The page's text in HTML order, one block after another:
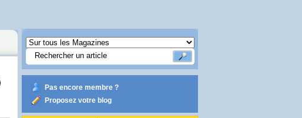
Pas encore membre ?
Proposez votre blog